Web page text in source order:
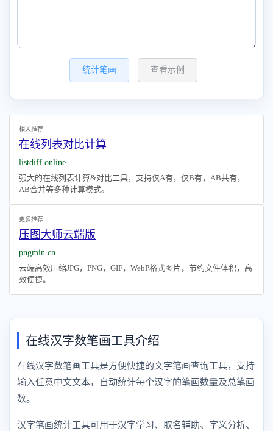
统计笔画 查看示例
相关推荐
在线列表对比计算
listdiff.online
强大的在线列表计算&对比工具，支持仅A有，仅B有，AB共有，
AB合并等多种计算模式。
更多推荐
压图大师云端版
pngmin.cn
云端高效压缩JPG，PNG，GIF，WebP格式图片，节约文件体积，高
效便捷。
在线汉字数笔画工具介绍
在线汉字数笔画工具是方便快捷的文字笔画查询工具，支持
输入任意中文文本，自动统计每个汉字的笔画数量及总笔画
数。
汉字笔画统计工具可用于汉字学习、取名辅助、字义分析、